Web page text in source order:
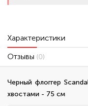
Характеристики
Отзывы (0)
Черный флоггер
хвостами - 75 см